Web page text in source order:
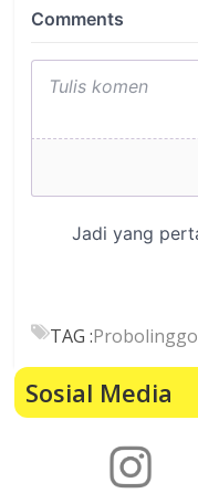
TAG :Probolinggo
Sosial Media